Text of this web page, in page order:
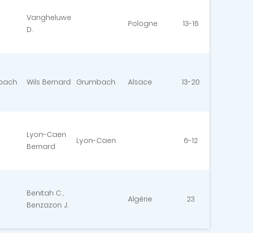
Vangheluwe
D.
Pologne 13-16
Wils Bernard Grumbach Alsace 13-20
Lyon-Caen
Bernard
Lyon-Caen 6-12
Benitah C.,
Benzazon J.
Algérie 23